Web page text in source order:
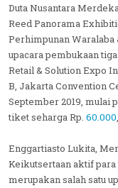
Duta Nusantara
Reed Panorama
Perhimpunan Waralaba
upacara pembukaan
Retail & Solution Expo
B, Jakarta Convention
September 2019, mulai
tiket seharga Rp. 60.000
Enggartiasto Lukita,
Keikutsertaan aktif
merupakan salah satu